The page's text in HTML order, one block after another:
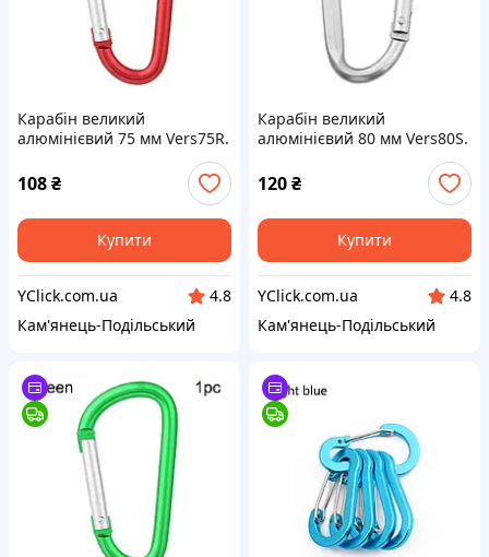
Карабін великий
алюмінієвий 75 мм Vers75R.
Брелок карабін для ключів
75mm. Карабіни для
брелоків
108₴
Купити
YClick.com.ua
4.8
Кам'янець-Подільський
Карабін великий
алюмінієвий 80 мм Vers80S.
Брелок карабін для ключів
80mm. Карабіни для
брелоків
120₴
Купити
YClick.com.ua
4.8
Кам'янець-Подільський